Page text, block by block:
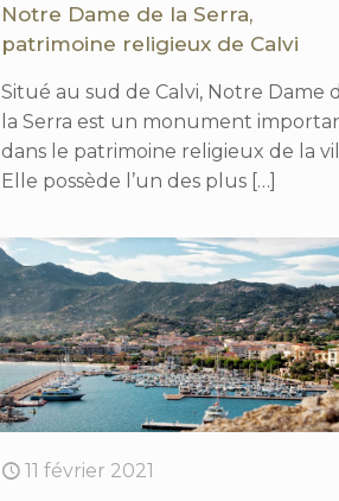
Notre Dame de la Serra,
patrimoine religieux de Calvi
Situé au sud de Calvi, Notre Dame
la Serra est un monument
dans le patrimoine religieux de la
Elle possède l’un des plus […]
11 février 2021